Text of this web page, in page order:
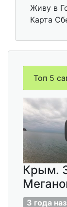
Живу в
Карта
Топ 5
Крым.
3 года